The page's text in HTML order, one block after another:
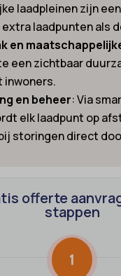
laadpleinen zijn
laadpunten als
en
een zichtbaar
inwoners.
en beheer: Via
elk laadpunt op
storingen direct
offerte
stappen
1